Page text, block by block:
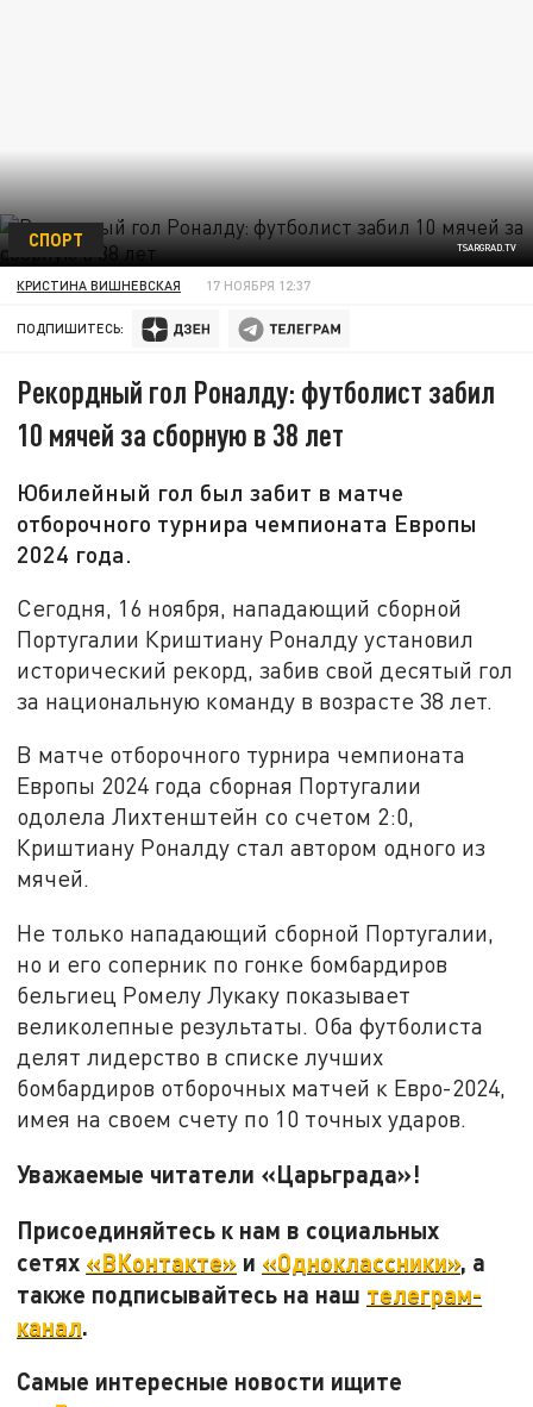
TSARGRAD.TV
СПОРТ
КРИСТИНА ВИШНЕВСКАЯ 17 НОЯБРЯ 12:37
ПОДПИШИТЕСЬ:
Рекордный гол Роналду: футболист забил
10 мячей за сборную в 38 лет
Юбилейный гол был забит в матче
отборочного турнира чемпионата Европы
2024 года.
Сегодня, 16 ноября, нападающий сборной
Португалии Криштиану Роналду установил
исторический рекорд, забив свой десятый гол
за национальную команду в возрасте 38 лет.
В матче отборочного турнира чемпионата
Европы 2024 года сборная Португалии
одолела Лихтенштейн со счетом 2:0,
Криштиану Роналду стал автором одного из
мячей.
Не только нападающий сборной Португалии,
но и его соперник по гонке бомбардиров
бельгиец Ромелу Лукаку показывает
великолепные результаты. Оба футболиста
делят лидерство в списке лучших
бомбардиров отборочных матчей к Евро-2024,
имея на своем счету по 10 точных ударов.
Уважаемые читатели «Царьграда»!
Присоединяйтесь к нам в социальных
сетях «ВКонтакте» и «Одноклассники», а
также подписывайтесь на наш телеграм-
канал.
Самые интересные новости ищите